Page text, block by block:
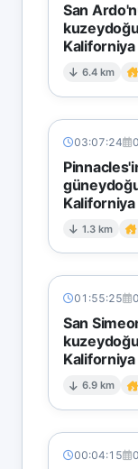
San
Kaliforniya
6.4 km
03:07:24
Kaliforniya
1.3 km
01:55:25
San
Kaliforniya
6.9 km
00:04:15